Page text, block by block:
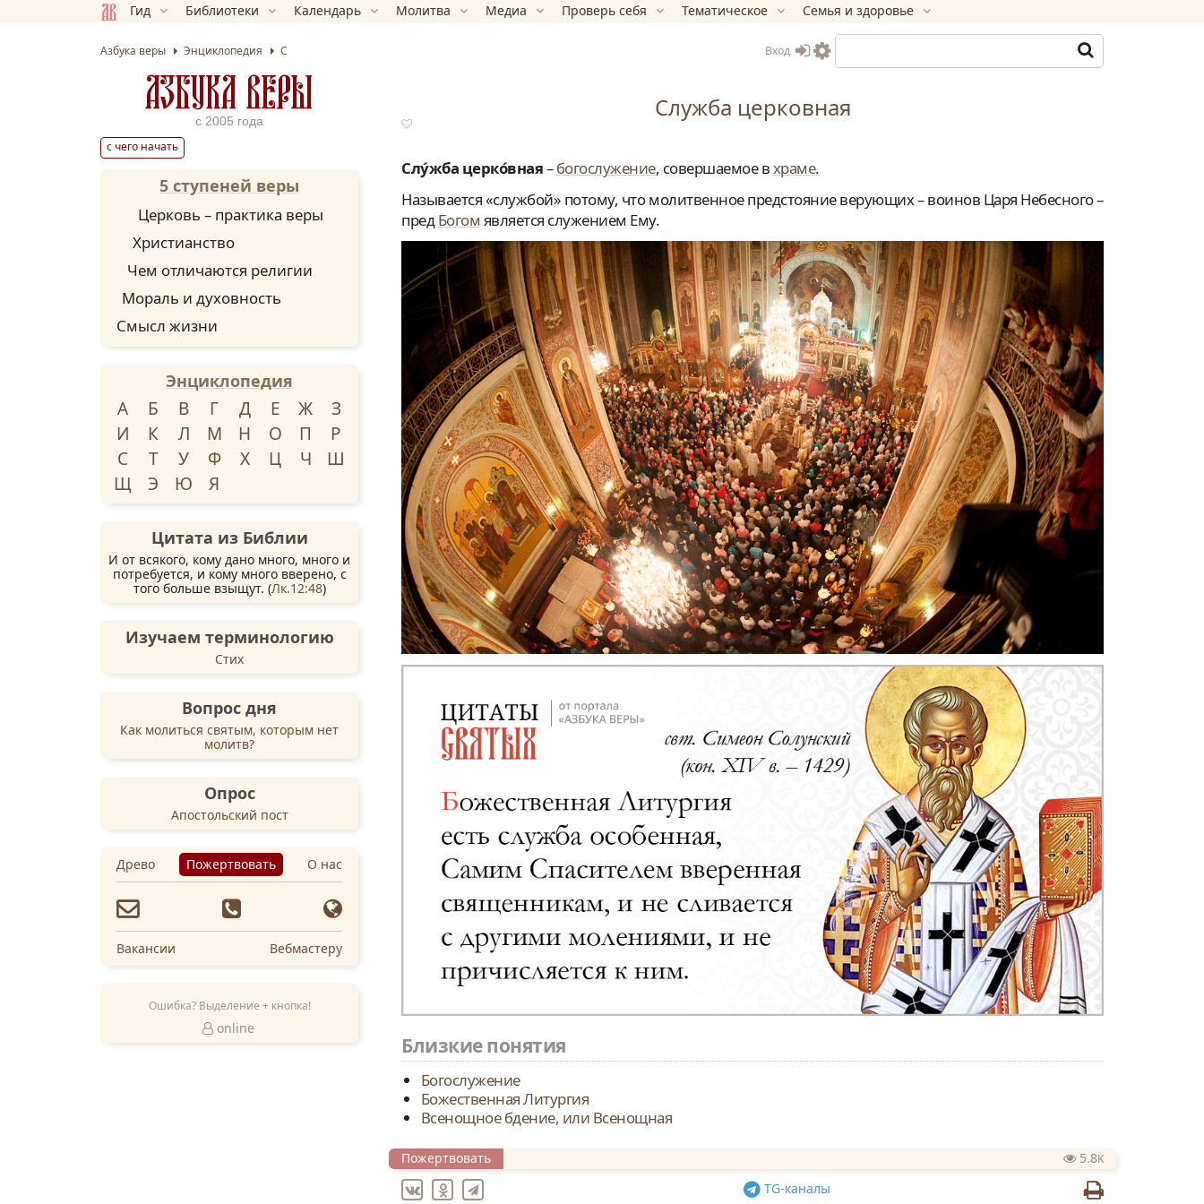
Гид Библиотеки Календарь Молитва Медиа Проверь себя Тематическое Семья и здоровье
Азбука веры Энциклопедия С Вход
Служба церковная
Слу́жба церко́вная–богослужение, совершаемое вхраме.
Называется «службой» потому, что молитвенное предстояние верующих – воинов Царя Небесного –
предБогом является служением Ему.
Близкие понятия
Богослужение
Божественная Литургия
Всенощное бдение, или Всенощная
Пожертвовать 5.8K
TG-каналы
АЗБУКА ВЕРЫ
с 2005 года
с чего начать
5 ступеней веры
Церковь – практика веры
Христианство
Чем отличаются религии
Мораль и духовность
Смысл жизни
Энциклопедия
А Б В Г Д Е Ж
З
И
К Л М Н О П
Р
С
Т У Ф Х Ч
Э Ю Я
Цитата из Библии
И от всякого, кому дано много, много и
потребуется, и кому много вверено, с
того больше взыщут. (Лк.12:48)
Изучаем терминологию
Стих
Вопрос дня
Как молиться святым, которым нет
молитв?
Опрос
Апостольский пост
Древо Пожертвовать О нас
Вакансии Вебмастеру
Ошибка? Выделение + кнопка!
online